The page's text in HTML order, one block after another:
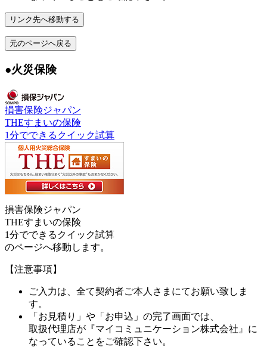
リンク先へ移動する
元のページへ戻る
●火災保険
損害保険ジャパン
THEすまいの保険
1分でできるクイック試算
損害保険ジャパン
THEすまいの保険
1分でできるクイック試算
のページへ移動します。
【注意事項】
ご入力は、全て契約者ご本人さまにてお願い致しま
す。
「お見積り」や「お申込」の完了画面では、
取扱代理店が 『マイコミュニケーション株式会社』 に
なっていることをご確認下さい。